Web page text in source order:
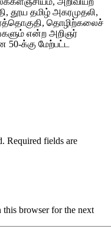
தூய தமிழ் அகரமுதலி,
தொழிற்கலைச்
என்ற அறிஞர்
க்கு மேற்பட்ட
Required fields are
this browser for the next